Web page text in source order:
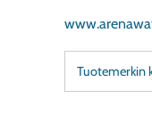
Tuotemerkin